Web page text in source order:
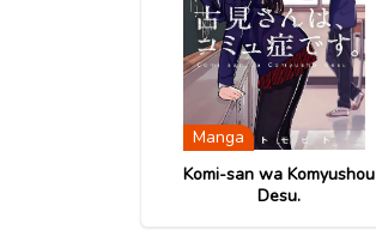
Manga
Komi-san wa Komyushou
Desu.